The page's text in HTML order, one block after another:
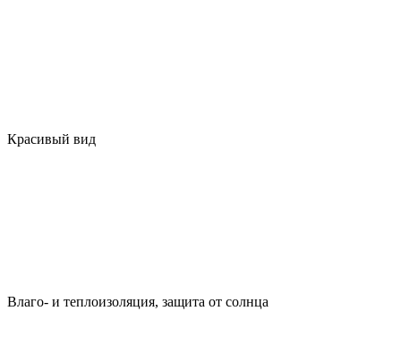
Красивый вид
Влаго- и теплоизоляция, защита от солнца